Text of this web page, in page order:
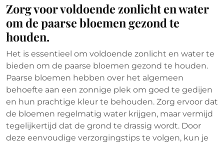
Zorg voor voldoende zonlicht en water
om de paarse bloemen gezond te
houden.
Het is essentieel om voldoende zonlicht en water te
bieden om de paarse bloemen gezond te houden.
Paarse bloemen hebben over het algemeen
behoefte aan een zonnige plek om goed te gedijen
en hun prachtige kleur te behouden. Zorg ervoor dat
de bloemen regelmatig water krijgen, maar vermijd
tegelijkertijd dat de grond te drassig wordt. Door
deze eenvoudige verzorgingstips te volgen, kun je